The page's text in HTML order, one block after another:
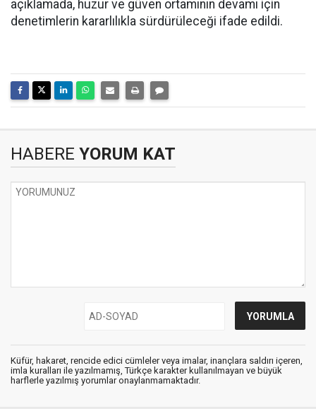
açıklamada, huzur ve güven ortamının devamı için
denetimlerin kararlılıkla sürdürüleceği ifade edildi.
HABERE YORUM KAT
Küfür, hakaret, rencide edici cümleler veya imalar, inançlara saldırı içeren,
imla kuralları ile yazılmamış, Türkçe karakter kullanılmayan ve büyük
harflerle yazılmış yorumlar onaylanmamaktadır.